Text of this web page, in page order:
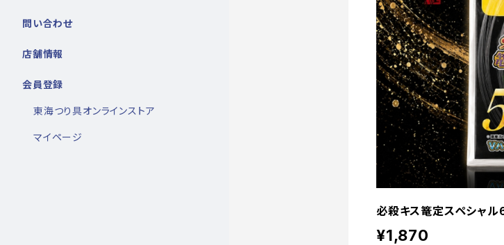
必殺キス篭定スペシャル
¥1,870
問い合わせ
店舗情報
会員登録
東海つり具オンラインストア
マイページ